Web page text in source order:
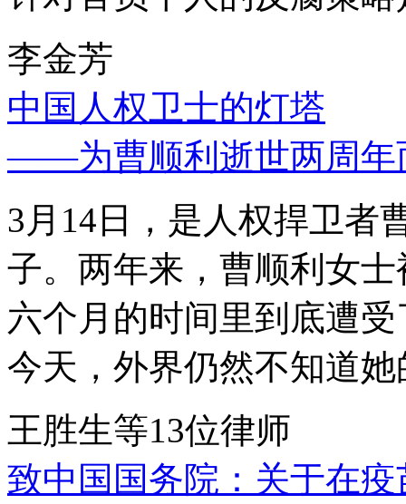
李金芳
中国人权卫士的灯塔
——为曹顺利逝世两周年
3月14日，是人权捍卫者
子。两年来，曹顺利女
六个月的时间里到底遭
今天，外界仍然不知道
王胜生等13位律师
致中国国务院：关于在